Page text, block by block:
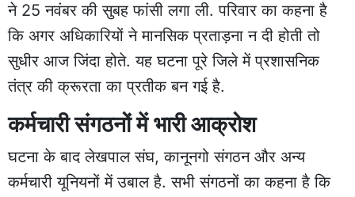
ने 25 नवंबर की सुबह फांसी लगा ली. परिवार का कहना है
कि अगर अधिकारियों ने मानसिक प्रताड़ना न दी होती तो
सुधीर आज जिंदा होते. यह घटना पूरे जिले में प्रशासनिक
तंत्र की क्रूरता का प्रतीक बन गई है.
कर्मचारी संगठनों में भारी आक्रोश
घटना के बाद लेखपाल संघ, कानूनगो संगठन और अन्य
कर्मचारी यूनियनों में उबाल है. सभी संगठनों का कहना है कि